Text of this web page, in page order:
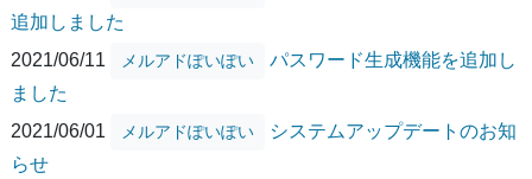
追加しました
2021/06/11
メルアドぽいぽい
パスワード生成機能を追加し
ました
2021/06/01
メルアドぽいぽい
システムアップデートのお知
らせ